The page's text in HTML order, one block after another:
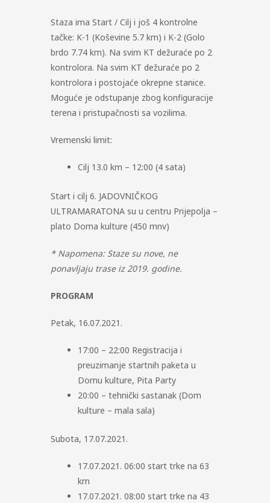
Staza ima Start / Cilj i još 4 kontrolne
tačke: K-1 (Koševine 5.7 km) i K-2 (Golo
brdo 7.74 km). Na svim KT dežuraće po 2
kontrolora. Na svim KT dežuraće po 2
kontrolora i postojaće okrepne stanice.
Moguće je odstupanje zbog konfiguracije
terena i pristupačnosti sa vozilima.
Vremenski limit:
Cilj 13.0 km – 12:00 (4 sata)
Start i cilj 6. JADOVNIČKOG
ULTRAMARATONA su u centru Prijepolja –
plato Doma kulture (450 mnv)
* Napomena: Staze su nove, ne
ponavljaju trase iz 2019. godine.
PROGRAM
Petak, 16.07.2021.
17:00 – 22:00 Registracija i
preuzimanje startnih paketa u
Domu kulture, Pita Party
20:00 – tehnički sastanak (Dom
kulture – mala sala)
Subota, 17.07.2021.
17.07.2021. 06:00 start trke na 63
km
17.07.2021. 08:00 start trke na 43